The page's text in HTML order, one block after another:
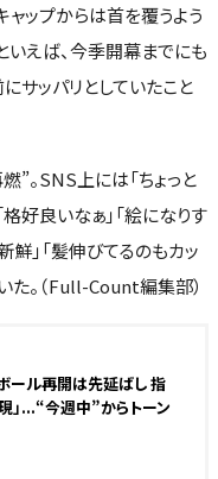
ップからは首を覆うよう
いえば、今季開幕までにも
サッパリとしていたこと
。SNS上には「ちょっと
好良いなぁ」「絵になりす
」「髪伸びてるのもカッ
た。（Full-Count編集部）
ール再開は先延ばし 指
」...“今週中”からトーン